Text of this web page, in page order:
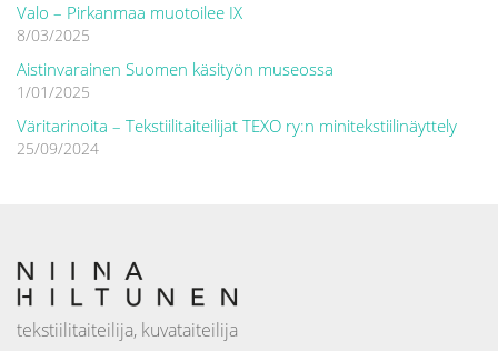
Valo – Pirkanmaa muotoilee IX
8/03/2025
Aistinvarainen Suomen käsityön museossa
1/01/2025
Väritarinoita – Tekstiilitaiteilijat TEXO ry:n minitekstiilinäyttely
25/09/2024
tekstiilitaiteilija, kuvataiteilija